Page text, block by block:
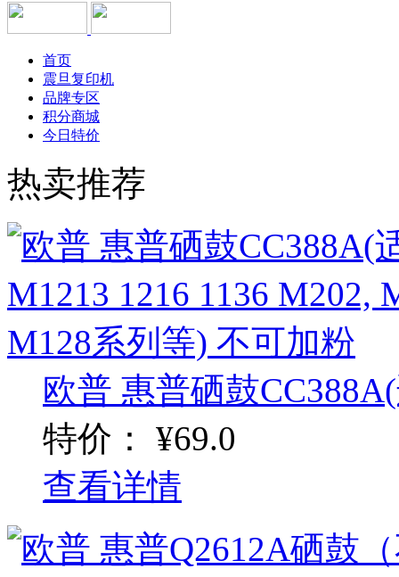
首页
震旦复印机
品牌专区
积分商城
今日特价
热卖推荐
欧普 惠普硒鼓
特价：
¥69.0
查看详情